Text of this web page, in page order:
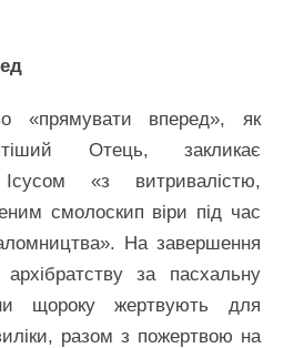
«прямувати вперед», як
Отець, закликає
«з витривалістю,
смолоскип віри під час
На завершення
за пасхальну
щороку жертвують для
разом з пожертвою на